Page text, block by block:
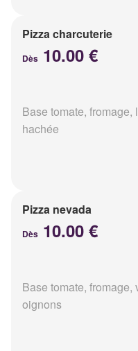
Pizza charcuterie
Dès 10.00 €
Base tomate,
hachée
Pizza nevada
Dès 10.00 €
Base tomate,
oignons